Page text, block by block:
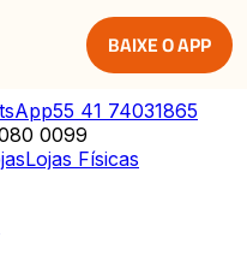
BAIXE O APP
55 41 74031865
0099
Lojas Físicas